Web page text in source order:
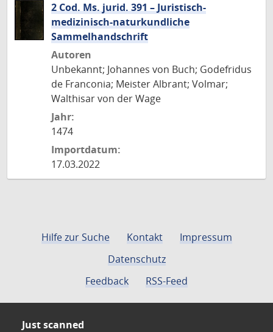
2 Cod. Ms. jurid. 391 – Juristisch-
medizinisch-naturkundliche
Sammelhandschrift
Autoren
Unbekannt; Johannes von Buch; Godefridus
de Franconia; Meister Albrant; Volmar;
Walthisar von der Wage
Jahr:
1474
Importdatum:
17.03.2022
Hilfe zur Suche Kontakt
Impressum
Datenschutz
Feedback
RSS-Feed
Just scanned